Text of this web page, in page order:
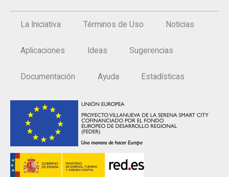
La Iniciativa Términos de Uso Noticias
Aplicaciones Ideas Sugerencias
Documentación Ayuda Estadísticas